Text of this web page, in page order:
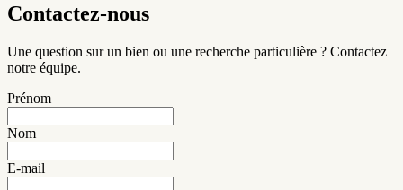
Contactez-nous
Une question sur un bien ou une recherche particulière ? Contactez
notre équipe.
Prénom
Nom
E-mail